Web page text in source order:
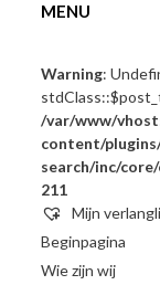
MENU
Warning:
/var/www/
content/
search/inc/
211
Mijn
Beginpagina
Wie zijn wij